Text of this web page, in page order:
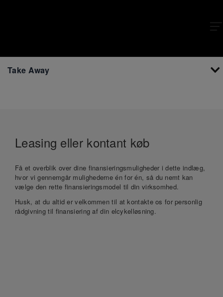
Take Away
Leasing eller kontant køb
Få et overblik over dine finansieringsmuligheder i dette indlæg,
hvor vi gennemgår mulighederne én for én, så du nemt kan
vælge den rette finansieringsmodel til din virksomhed.
Husk, at du altid er velkommen til at kontakte os for personlig
rådgivning til finansiering af din elcykelløsning.